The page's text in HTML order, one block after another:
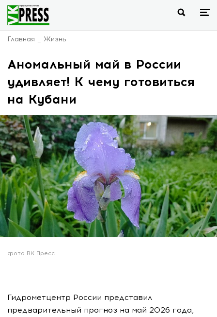
Главная Жизнь
Аномальный май в России
удивляет! К чему готовиться
на Кубани
фото ВК Пресс
Гидрометцентр России представил
предварительный прогноз на май 2026 года,